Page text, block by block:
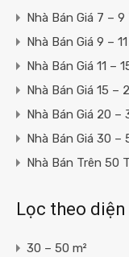
Nhà Bán Giá 7 – 9
Nhà Bán Giá 9 –
Nhà Bán Giá 11 –
Nhà Bán Giá 15 –
Nhà Bán Giá 20 –
Nhà Bán Giá 30 –
Nhà Bán Trên 50
Lọc theo
30 – 50 m²